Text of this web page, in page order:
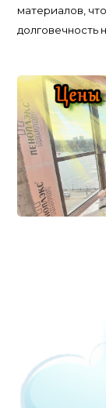
материалов,
долговечность